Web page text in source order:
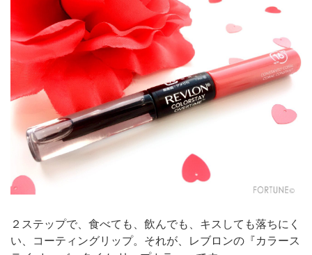
２ステップで、食べても、飲んでも、キスしても落ちにく
い、コーティングリップ。それが、レブロンの『カラース